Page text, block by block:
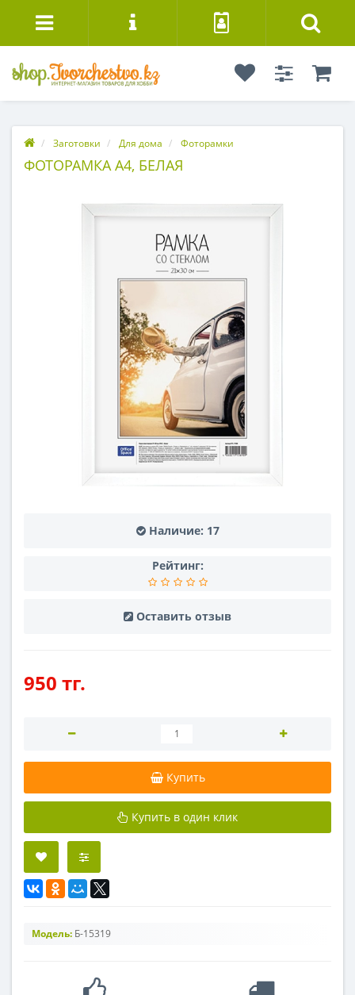
Заготовки Для дома Фоторамки
ФОТОРАМКА А4, БЕЛАЯ
Наличие: 17
Рейтинг:
Оставить отзыв
950 тг.
Купить
Купить в один клик
Модель: Б-15319